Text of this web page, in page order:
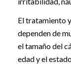
El tratamiento
dependen de
el tamaño del
edad y el